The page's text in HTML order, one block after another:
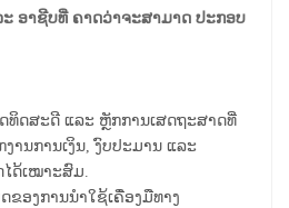
ອາຊີບທີ່ ຄາດວ່າຈະສາມາດ ປະກອບ
ທິດສະດີ ແລະ ຫຼັກການເສດຖະສາດທີ່
ານການເງິນ, ງົບປະມານ ແລະ
ດ້ເໝາະສົມ.
ອງການນຳໃຊ້ເຄື່ອງມືທາງ